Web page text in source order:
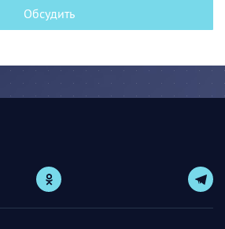
Обсудить